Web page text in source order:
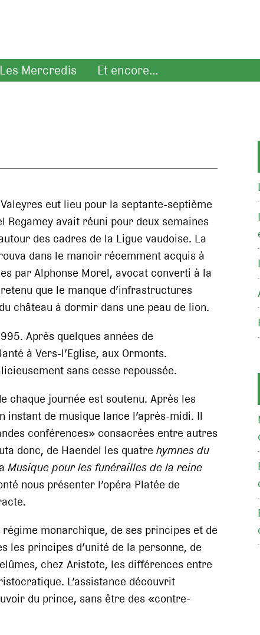
Les Mercredis Et encore...
eut lieu pour la septante-septième
Regamey avait réuni pour deux semaines
des cadres de la Ligue vaudoise. La
dans le manoir récemment acquis à
par Alphonse Morel, avocat converti à la
que le manque d’infrastructures
château à dormir dans une peau de lion.
Après quelques années de
à Vers-l’Eglise, aux Ormonts.
sans cesse repoussée.
chaque journée est soutenu. Après les
de musique lance l’après-midi. Il
conférences» consacrées entre autres
donc, de Haendel les quatre hymnes du
Musique pour les funérailles de la reine
nous présenter l’opéra Platée de
monarchique, de ses principes et de
les principes d’unité de la personne, de
chez Aristote, les différences entre
L’assistance découvrit
du prince, sans être des «contre-